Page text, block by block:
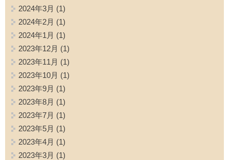
2024年3月 (1)
2024年2月 (1)
2024年1月 (1)
2023年12月 (1)
2023年11月 (1)
2023年10月 (1)
2023年9月 (1)
2023年8月 (1)
2023年7月 (1)
2023年5月 (1)
2023年4月 (1)
2023年3月 (1)